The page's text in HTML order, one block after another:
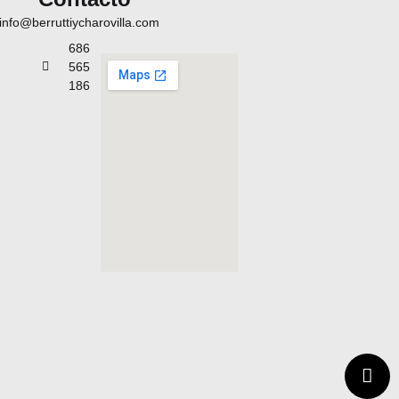
info@berruttiycharovilla.com
686
565
186